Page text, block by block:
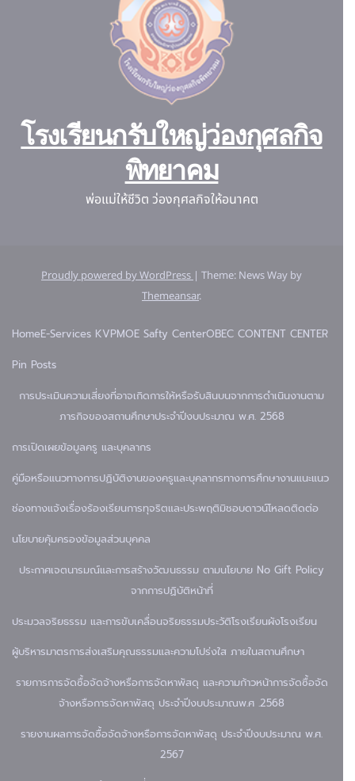
โรงเรียนกรับใหญ่ว่องกุศลกิจ
พิทยาคม
พ่อแม่ให้ชีวิต ว่องกุศลกิจให้อนาคต
Proudly powered by WordPress | Theme: News Way by
Themeansar.
HomeE-Services KVPMOE Safty CenterOBEC CONTENT CENTER
Pin Posts
การประเมินความเสี่ยงที่อาจเกิดการให้หรือรับสินบนจากการดำเนินงานตาม
ภารกิจของสถานศึกษาประจำปีงบประมาณ พ.ศ. 2568
การเปิดเผยข้อมูลครู และบุคลากร
คู่มือหรือแนวทางการปฏิบัติงานของครูและบุคลากรทางการศึกษางานแนะแนว
ช่องทางแจ้งเรื่องร้องเรียนการทุจริตและประพฤติมิชอบดาวน์โหลดติดต่อ
นโยบายคุ้มครองข้อมูลส่วนบุคคล
ประกาศเจตนารมณ์และการสร้างวัฒนธรรม ตามนโยบาย No Gift Policy
จากการปฏิบัติหน้าที่
ประมวลจริยธรรม และการขับเคลื่อนจริยธรรมประวัติโรงเรียนผังโรงเรียน
ผู้บริหารมาตรการส่งเสริมคุณธรรมและความโปร่งใส ภายในสถานศึกษา
รายการการจัดซื้อจัดจ้างหรือการจัดหาพัสดุ และความก้าวหน้าการจัดซื้อจัด
จ้างหรือการจัดหาพัสดุ ประจำปีงบประมาณพ.ศ .2568
รายงานผลการจัดซื้อจัดจ้างหรือการจัดหาพัสดุ ประจำปีงบประมาณ พ.ศ.
2567